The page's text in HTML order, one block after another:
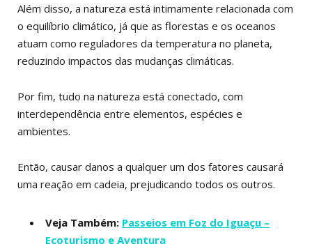
Além disso, a natureza está intimamente relacionada com
o equilíbrio climático, já que as florestas e os oceanos
atuam como reguladores da temperatura no planeta,
reduzindo impactos das mudanças climáticas.
Por fim, tudo na natureza está conectado, com
interdependência entre elementos, espécies e
ambientes.
Então, causar danos a qualquer um dos fatores causará
uma reação em cadeia, prejudicando todos os outros.
Veja Também: Passeios em Foz do Iguaçu –
Ecoturismo e Aventura